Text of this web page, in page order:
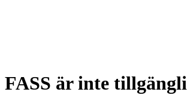
FASS är inte